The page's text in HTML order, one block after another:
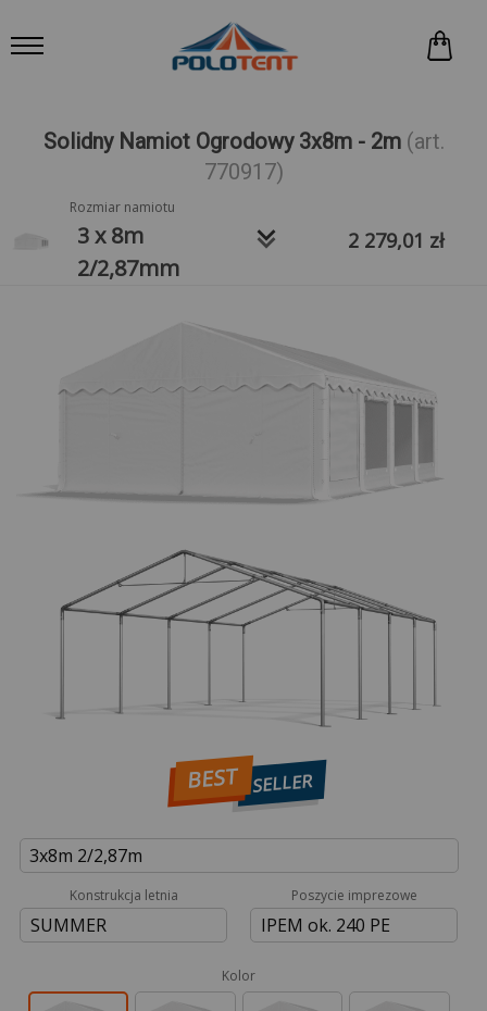
Solidny Namiot Ogrodowy 3x8m - 2m (art.
770917)
Rozmiar namiotu
3 x 8m
2/2,87mm
keyboard_arrow_down 2 279,01 zł
BEST SELLER
3x8m 2/2,87m
Konstrukcja letnia
SUMMER
Poszycie imprezowe
IPEM ok. 240 PE
Kolor